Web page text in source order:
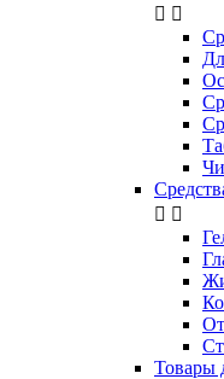
 
 
Товары